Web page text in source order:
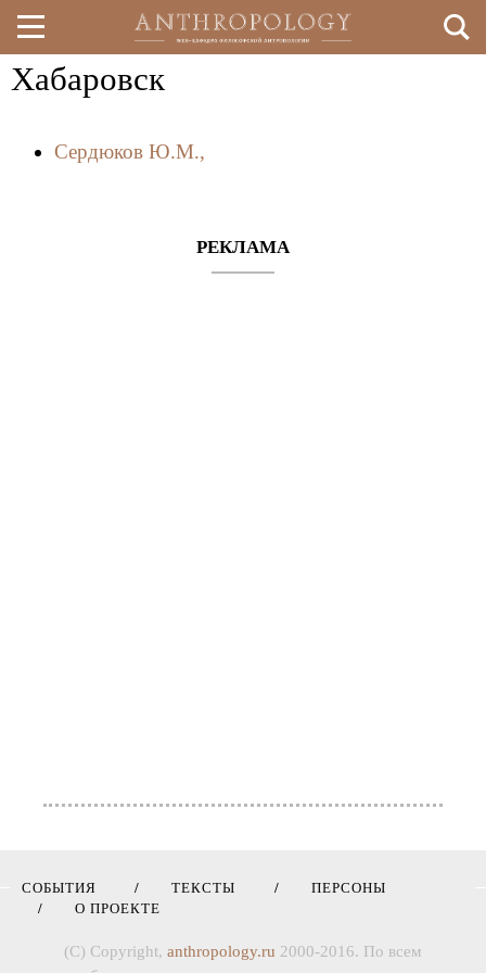
Перейти
основному
Хабаровск
Сердюков Ю.М.,
РЕКЛАМА
СОБЫТИЯ ТЕКСТЫ
ПЕРСОНЫ
О ПРОЕКТЕ
(C) Copyright, anthropology.ru 2000-2016. По всем